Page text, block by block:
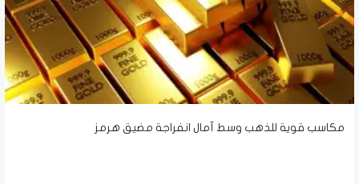
مكاسب قوية للذهب وسط آمال انفراجة مضيق هرمز